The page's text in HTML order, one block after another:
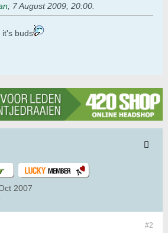
; 7 August 2009, 20:00
it's buds
2007
#2